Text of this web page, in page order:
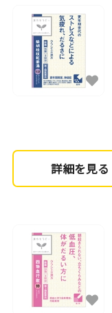
詳細を見る